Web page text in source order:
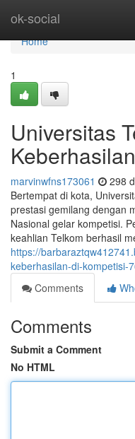
ok-social
Home
Home
1
Universitas
marvinwfns173061 298
Bertempat di kota,
prestasi gemilang dengan
Nasional gelar kompetisi.
keahlian Telkom berhasil
https://
keberhasilan-di-kompetisi-
Comments
Comments
Submit a Comment
No HTML